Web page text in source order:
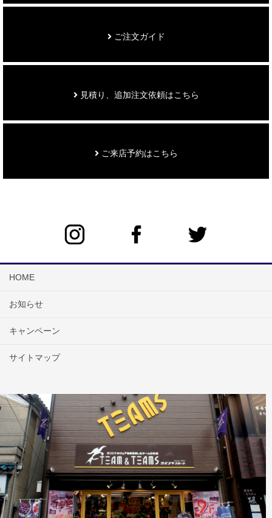
ご注文ガイド
見積り、追加注文依頼はこちら
ご来店予約はこちら
HOME
お知らせ
キャンペーン
サイトマップ